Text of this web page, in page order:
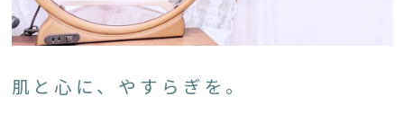
肌と心に、やすらぎを。